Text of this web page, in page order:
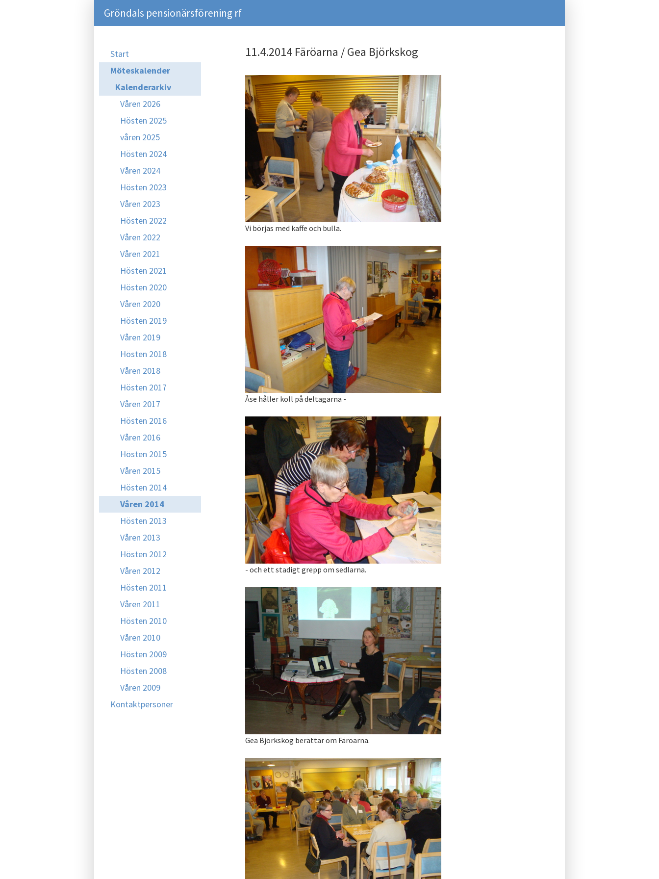
Gröndals pensionärsförening rf
Start
Möteskalender
Kalenderarkiv
Våren 2026
Hösten 2025
våren 2025
Hösten 2024
Våren 2024
Hösten 2023
Våren 2023
Hösten 2022
Våren 2022
Våren 2021
Hösten 2021
Hösten 2020
Våren 2020
Hösten 2019
Våren 2019
Hösten 2018
Våren 2018
Hösten 2017
Våren 2017
Hösten 2016
Våren 2016
Hösten 2015
Våren 2015
Hösten 2014
Våren 2014
Hösten 2013
Våren 2013
Hösten 2012
Våren 2012
Hösten 2011
Våren 2011
Hösten 2010
Våren 2010
Hösten 2009
Hösten 2008
Våren 2009
Kontaktpersoner
11.4.2014 Färöarna / Gea Björkskog
Vi börjas med kaffe och bulla.
Åse håller koll på deltagarna -
- och ett stadigt grepp om sedlarna.
Gea Björkskog berättar om Färöarna.